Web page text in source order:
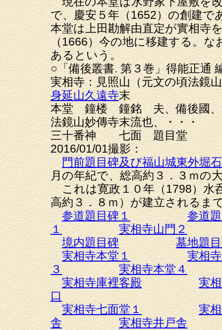
で、慶安５年（1652）の創建で
本堂は上田勘解由直定が實相寺
（1666）今の地に移建する。な
あるという。
○「備後叢書. 第３巻」得能正通
実相寺：見照山（元文の頃法
身延山久遠寺末
本堂 鐘楼 鐘銘 夫、備後國、
法鏡山妙傳寺末流也、・・・
三十番神 七面 題目堂
2016/01/01撮影：
門前題目碑及び福山城東外堀
月の年紀で、総高約３．３ｍの
これは寛政１０年（1798）水
高約３．８ｍ）が建立されるま
参道題目碑１
参道
１
実相寺山門２
境内題目碑
墓地題
実相寺本堂１
実相
３
実相寺本堂４
実相寺庫裡客殿
実
口
実相寺七面堂１
実
舎
実相寺井戸舎